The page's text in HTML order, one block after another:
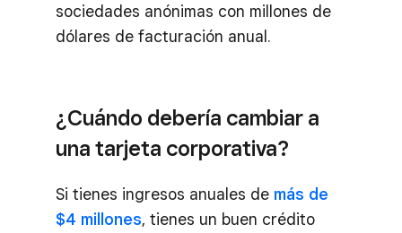
sociedades anónimas con millones de
dólares de facturación anual.
¿Cuándo debería cambiar a
una tarjeta corporativa?
Si tienes ingresos anuales de más de
$4 millones, tienes un buen crédito